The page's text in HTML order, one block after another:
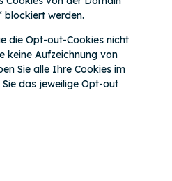
blockiert werden.
die Opt-out-Cookies nicht
keine Aufzeichnung von
Sie alle Ihre Cookies im
das jeweilige Opt-out